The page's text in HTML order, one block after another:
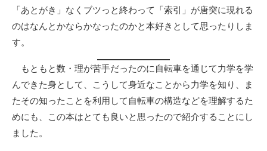
「あとがき」なくブツっと終わって「索引」が唐突に現れる
のはなんとかならかなったのかと本好きとして思ったりしま
す。
もともと数・理が苦手だったのに自転車を通じて力学を学
んできた身として、こうして身近なことから力学を知り、ま
たその知ったことを利用して自転車の構造などを理解するた
めにも、この本はとても良いと思ったので紹介することにし
ました。